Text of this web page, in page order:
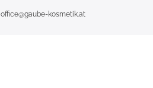
office@gaube-kosmetik.at